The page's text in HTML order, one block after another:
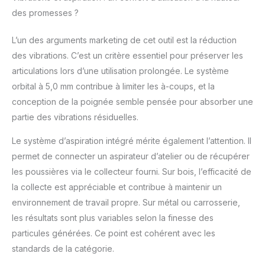
des promesses ?
L’un des arguments marketing de cet outil est la réduction
des vibrations. C’est un critère essentiel pour préserver les
articulations lors d’une utilisation prolongée. Le système
orbital à 5,0 mm contribue à limiter les à-coups, et la
conception de la poignée semble pensée pour absorber une
partie des vibrations résiduelles.
Le système d’aspiration intégré mérite également l’attention. Il
permet de connecter un aspirateur d’atelier ou de récupérer
les poussières via le collecteur fourni. Sur bois, l’efficacité de
la collecte est appréciable et contribue à maintenir un
environnement de travail propre. Sur métal ou carrosserie,
les résultats sont plus variables selon la finesse des
particules générées. Ce point est cohérent avec les
standards de la catégorie.